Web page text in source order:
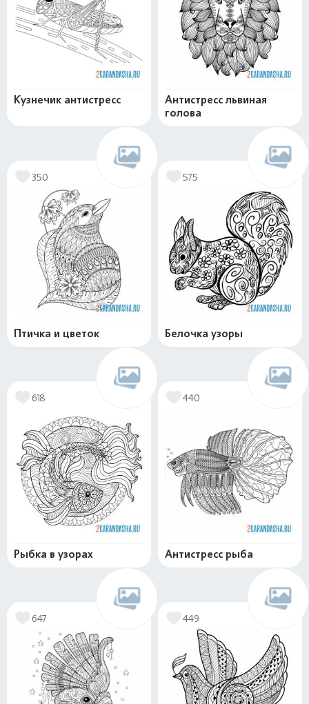
Кузнечик антистресс
Антистресс львиная
голова
350
Птичка и цветок
575
Белочка узоры
618
Рыбка в узорах
440
Антистресс рыба
647 449